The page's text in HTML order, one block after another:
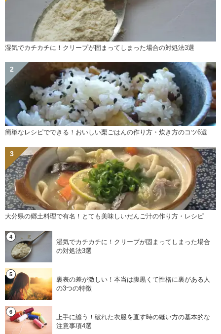
湿気でカチカチに！クリープが固まってしまった場合の対処法3選
簡単なレシピでできる！おいしい栗ごはんの作り方・炊き方のコツ6選
大分県の郷土料理で有名！とても美味しいだんご汁の作り方・レシピ
湿気でカチカチに！クリープが固まってしまった場合
の対処法3選
裏表の差が激しい！本当は腹黒くて性格に裏がある人
の3つの特徴
上手に縫う！破れた衣服を直す時の縫い方の基本的な
注意事項4選